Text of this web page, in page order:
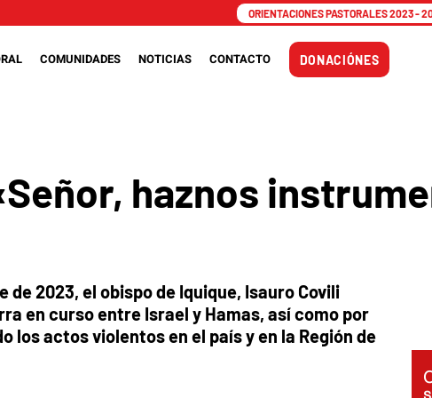
ORIENTACIONES PASTORALES 2023 -
COMUNIDADES NOTICIAS CONTACTO DONACIÓNES
haznos
2023, el obispo de Iquique, Isauro Covili
en curso entre Israel y Hamas, así como por
los actos violentos en el país y en la Región de